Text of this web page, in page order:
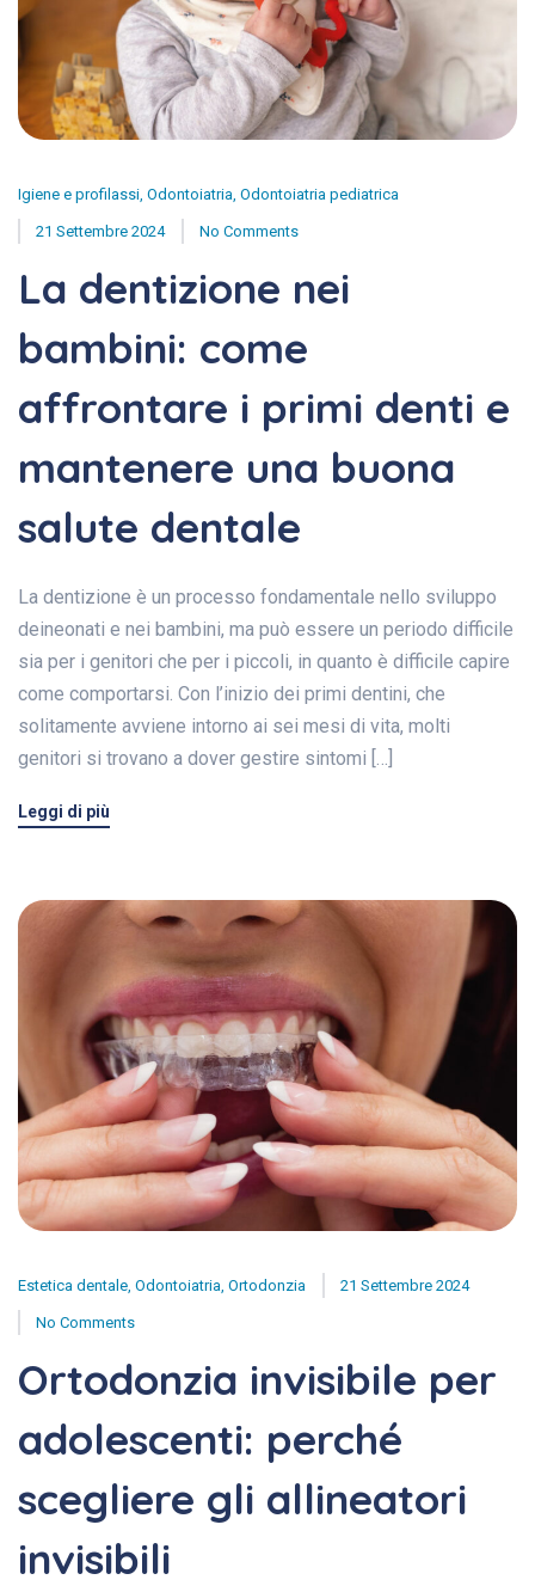
Igiene e profilassi Odontoiatria Odontoiatria pediatrica
21 Settembre 2024 No Comments
La dentizione nei
bambini: come
affrontare i primi denti e
mantenere una buona
salute dentale
La dentizione è un processo fondamentale nello sviluppo
deineonati e nei bambini, ma può essere un periodo difficile
sia per i genitori che per i piccoli, in quanto è difficile capire
come comportarsi. Con l’inizio dei primi dentini, che
solitamente avviene intorno ai sei mesi di vita, molti
genitori si trovano a dover gestire sintomi […]
Leggi di più
Estetica dentale, Odontoiatria, Ortodonzia 21 Settembre 2024
No Comments
Ortodonzia invisibile per
adolescenti: perché
scegliere gli allineatori
invisibili